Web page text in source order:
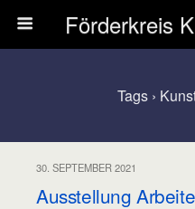
Tags ›
30. SEPTEMBER 2021
Ausstellung